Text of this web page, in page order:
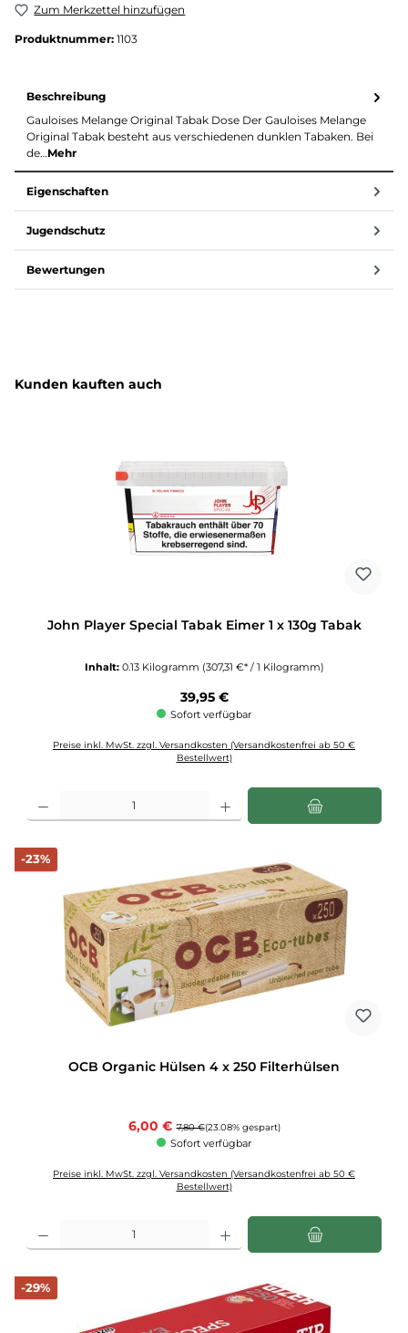
Zum Merkzettel hinzufügen
Produktnummer: 1103
Beschreibung
Gauloises Melange Original Tabak Dose Der Gauloises Melange
Original Tabak besteht aus verschiedenen dunklen Tabaken. Bei
de…Mehr
Eigenschaften
Jugendschutz
Bewertungen
Produktgalerie überspringen
Kunden kauften auch
John Player Special Tabak Eimer 1 x 130g Tabak
Inhalt: 0.13 Kilogramm (307,31 €* / 1 Kilogramm)
Regulärer Preis:
39,95 €
Sofort verfügbar
Preise inkl. MwSt. zzgl. Versandkosten (Versandkostenfrei ab 50 €
Bestellwert)
-23%Rabatt
OCB Organic Hülsen 4 x 250 Filterhülsen
Verkaufspreis:
6,00 € Regulärer Preis:
7,80 €(23.08% gespart)
Sofort verfügbar
Preise inkl. MwSt. zzgl. Versandkosten (Versandkostenfrei ab 50 €
Bestellwert)
Produkt Anzahl: Gib den gewünschten Wert ein oder benutze die Schaltflächen
-29%Rabatt